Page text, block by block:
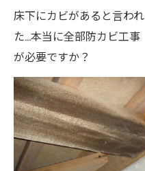
床下にカビがあると言われ
た…本当に全部防カビ工事
が必要ですか？